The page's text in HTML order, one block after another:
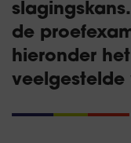
de
hieronder
veelgestelde